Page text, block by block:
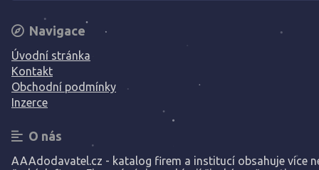
Navigace
Úvodní stránka
Kontakt
Obchodní podmínky
Inzerce
O nás
AAAdodavatel.cz - katalog firem a institucí obsahuje více